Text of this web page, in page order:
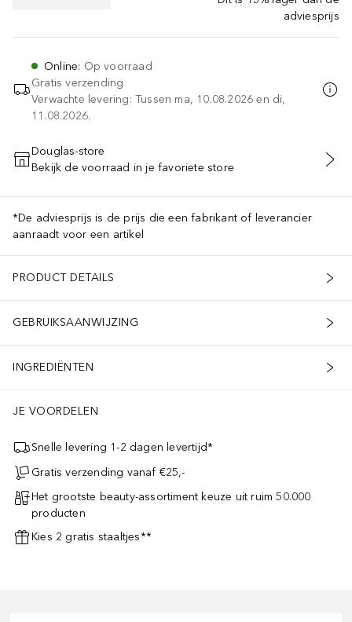
adviesprijs
Online: Op voorraad
Gratis verzending
Verwachte levering: Tussen ma, 10.08.2026 en di,
11.08.2026.
VOEG TOE AAN WINKELMANDJE
Douglas-store
Bekijk de voorraad in je favoriete store
*De adviesprijs is de prijs die een fabrikant of leverancier
aanraadt voor een artikel
PRODUCT DETAILS
GEBRUIKSAANWIJZING
INGREDIËNTEN
JE VOORDELEN
Snelle levering 1-2 dagen levertijd*
Gratis verzending vanaf €25,-
Het grootste beauty-assortiment keuze uit ruim 50.000
producten
Kies 2 gratis staaltjes**